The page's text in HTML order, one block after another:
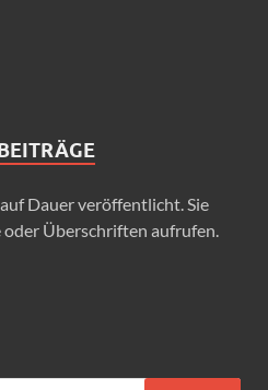
Dauer veröffentlicht. Sie
Überschriften aufrufen.